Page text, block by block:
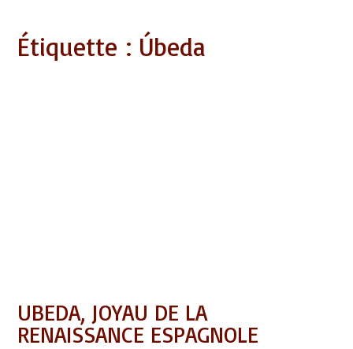
Étiquette : Úbeda
UBEDA, JOYAU DE LA
RENAISSANCE ESPAGNOLE